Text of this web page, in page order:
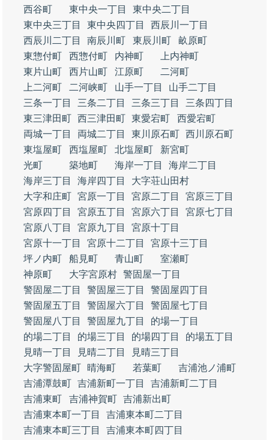
西谷町
東中央一丁目
東中央二丁目
東中央三丁目
東中央四丁目
西辰川一丁目
西辰川二丁目
南辰川町 東辰川町
畝原町
東惣付町
西惣付町 内神町
上内神町
東片山町
西片山町 江原町
二河町
上二河町
二河峡町 山手一丁目
山手二丁目
三条一丁目
三条二丁目 三条三丁目
三条四丁目
東三津田町 西三津田町 東愛宕町
西愛宕町
両城一丁目
両城二丁目 東川原石町 西川原石町
東塩屋町
西塩屋町 北塩屋町
新宮町
光町
築地町 海岸一丁目
海岸二丁目
海岸三丁目
海岸四丁目
大字荘山田村
大字和庄町 宮原一丁目 宮原二丁目
宮原三丁目
宮原四丁目
宮原五丁目 宮原六丁目
宮原七丁目
宮原八丁目
宮原九丁目
宮原十丁目
宮原十一丁目
宮原十二丁目
宮原十三丁目
坪ノ内町
船見町 青山町
室瀬町
神原町
大字宮原村 警固屋一丁目
警固屋二丁目
警固屋三丁目
警固屋四丁目
警固屋五丁目
警固屋六丁目
警固屋七丁目
警固屋八丁目
警固屋九丁目
的場一丁目
的場二丁目
的場三丁目 的場四丁目
的場五丁目
見晴一丁目
見晴二丁目
見晴三丁目
大字警固屋町
晴海町 若葉町
吉浦池ノ浦町
吉浦潭鼓町 吉浦新町一丁目
吉浦新町二丁目
吉浦東町
吉浦神賀町 吉浦新出町
吉浦東本町一丁目
吉浦東本町二丁目
吉浦東本町三丁目
吉浦東本町四丁目